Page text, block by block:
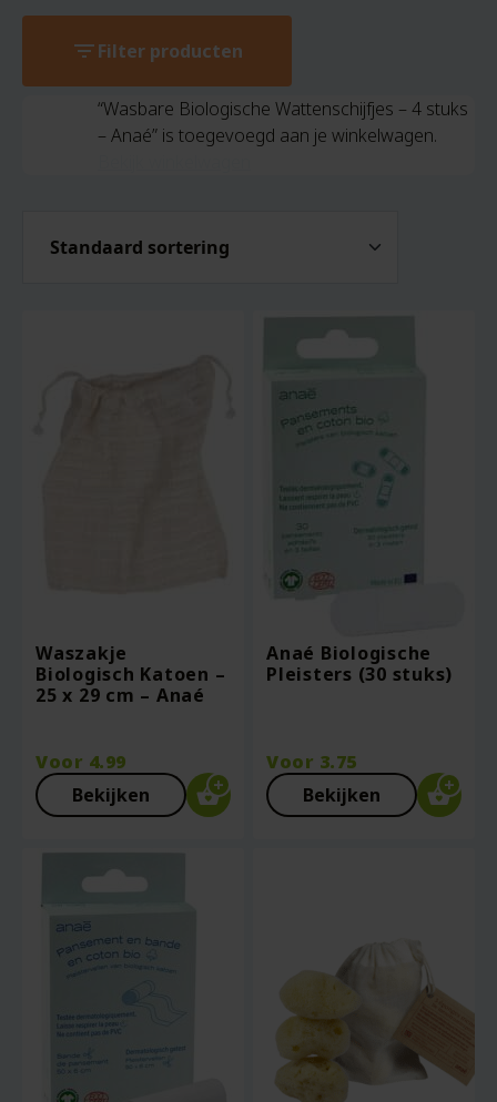
filter_listFilter producten
“Wasbare Biologische Wattenschijfjes – 4 stuks
– Anaé” is toegevoegd aan je winkelwagen.
Waszakje
Biologisch Katoen –
25 x 29 cm – Anaé
Voor 4.99
Bekijken
Anaé Biologische
Pleisters (30 stuks)
Voor 3.75
Bekijken